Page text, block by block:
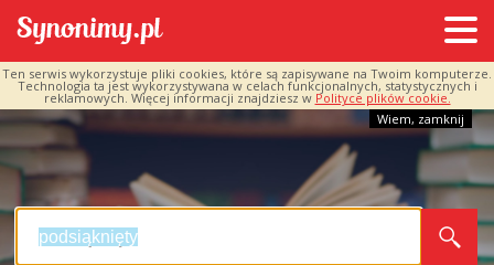
Ten serwis wykorzystuje pliki cookies, które są zapisywane na Twoim komputerze.
Technologia ta jest wykorzystywana w celach funkcjonalnych, statystycznych i
reklamowych. Więcej informacji znajdziesz w Polityce plików cookie.
Wiem, zamknij